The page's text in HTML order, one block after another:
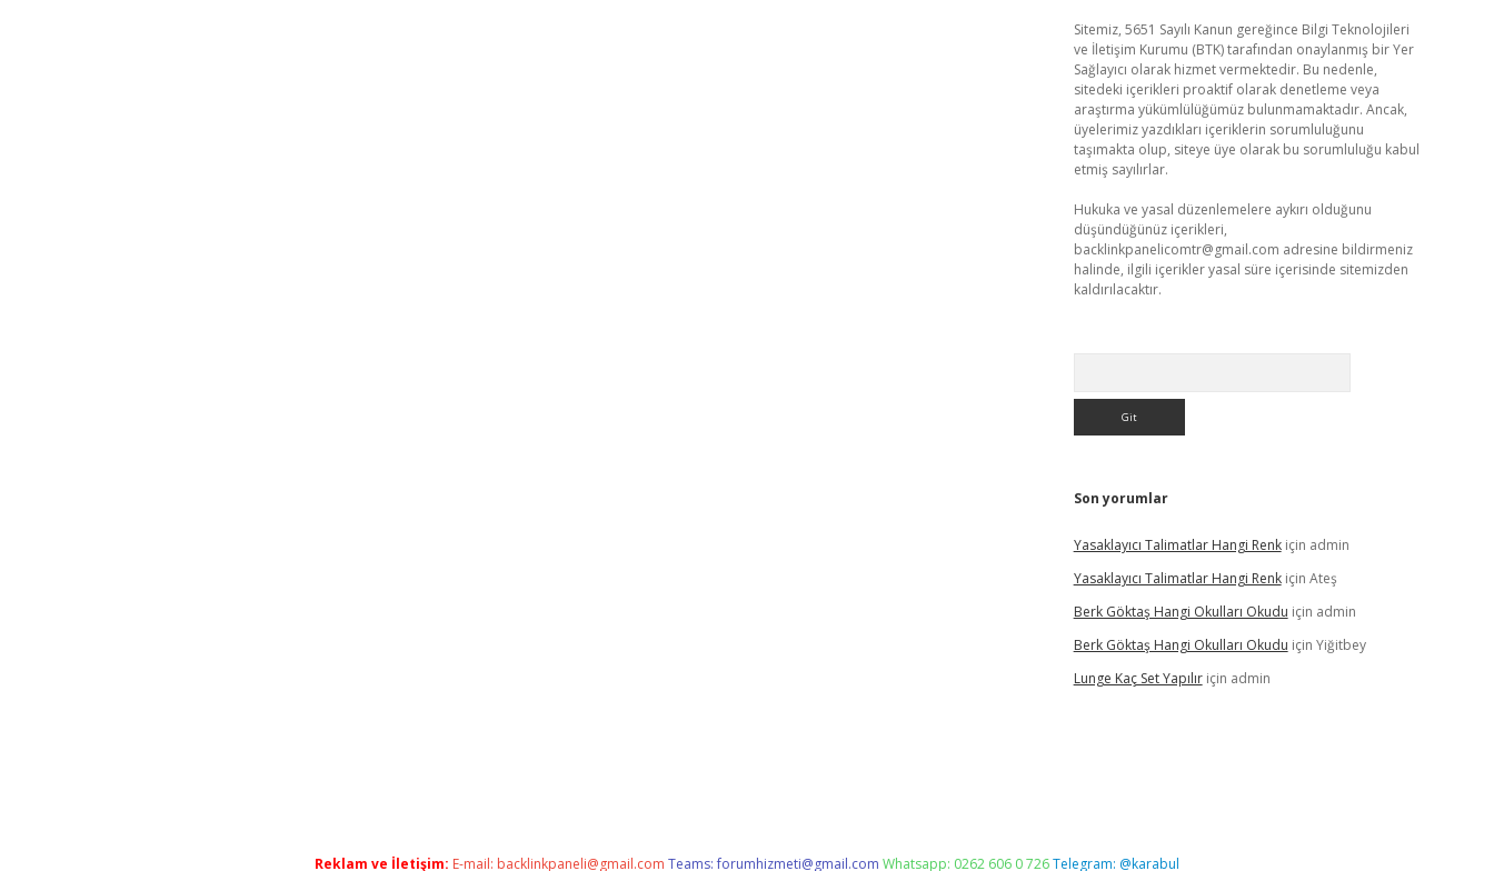
Sitemiz, 5651 Sayılı Kanun gereğince Bilgi Teknolojileri
ve İletişim Kurumu (BTK) tarafından onaylanmış bir Yer
Sağlayıcı olarak hizmet vermektedir. Bu nedenle,
sitedeki içerikleri proaktif olarak denetleme veya
araştırma yükümlülüğümüz bulunmamaktadır. Ancak,
üyelerimiz yazdıkları içeriklerin sorumluluğunu
taşımakta olup, siteye üye olarak bu sorumluluğu kabul
etmiş sayılırlar.
Hukuka ve yasal düzenlemelere aykırı olduğunu
düşündüğünüz içerikleri,
backlinkpanelicomtr@gmail.com adresine bildirmeniz
halinde, ilgili içerikler yasal süre içerisinde sitemizden
kaldırılacaktır.
Son yorumlar
Yasaklayıcı Talimatlar Hangi Renkiçin admin
Yasaklayıcı Talimatlar Hangi Renkiçin Ateş
Berk Göktaş Hangi Okulları Okudu için admin
Berk Göktaş Hangi Okulları Okudu için Yiğitbey
Lunge Kaç Set Yapılıriçin admin
Reklam ve İletişim: E-mail: backlinkpaneli@gmail.com Teams:forumhizmeti@gmail.com Whatsapp: 0262 606 0 726Telegram: @karabul